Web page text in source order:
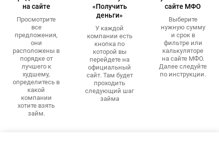
на сайте
Просмотрите
все
предложения,
они
расположены в
порядке от
лучшего к
худшему,
определитесь в
какой
компании
хотите взять
займ.
«Получить
деньги»
У каждой
компании есть
кнопка по
которой вы
перейдете на
официальный
сайт. Там будет
проходить
следующий шаг
займа
сайте МФО
Выберите
нужную сумму
и срок в
фильтре или
калькуляторе
на сайте МФО.
Далее следуйте
по инструкции.